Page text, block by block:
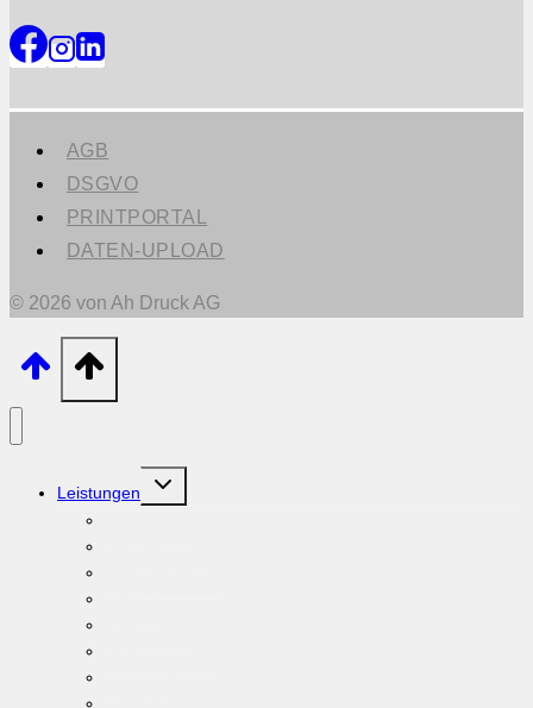
AGB
DSGVO
PRINTPORTAL
DATEN-UPLOAD
© 2026 von Ah Druck AG
Leistungen
Untermenü